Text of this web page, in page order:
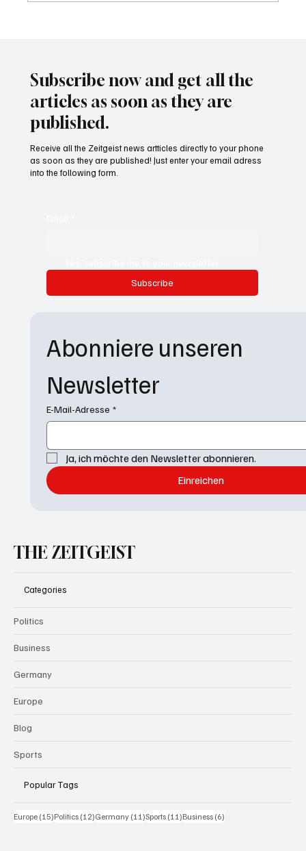
Subscribe now and get all the
articles as soon as they are
published.
Subscribe
Receive all the Zeitgeist news artticles directly to your phone
as soon as they are published! Just enter your email adress
into the following form.
Abonniere unseren
Newsletter
E-Mail-Adresse *
Ja, ich möchte den Newsletter abonnieren.
Einreichen
THE ZEITGEIST
Categories
Politics
Business
Germany
Europe
Blog
Sports
Popular Tags
Europe (15)15 Beiträge
Politics (12)12 Beiträge
Germany (11)11 Beiträge
Sports (11)11 Beiträge
Business (6)